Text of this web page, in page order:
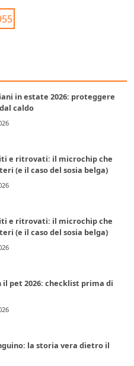
in estate 2026: proteggere
caldo
e ritrovati: il microchip che
(e il caso del sosia belga)
e ritrovati: il microchip che
(e il caso del sosia belga)
il pet 2026: checklist prima di
la storia vera dietro il